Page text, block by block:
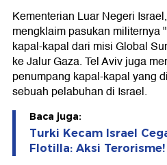
Kementerian Luar Negeri
mengklaim pasukan militernya
kapal-kapal dari misi Global
ke Jalur Gaza. Tel Aviv juga
penumpang kapal-kapal yang
sebuah pelabuhan di Israel.
Baca juga:
Turki Kecam Israel
Flotilla: Aksi Terorisme!